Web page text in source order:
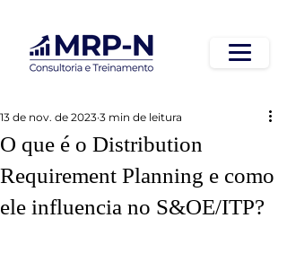
O que é o Distribution
Requirement Planning e como
ele influencia no S&OE/ITP?
13 de nov. de 2023 3 min de leitura